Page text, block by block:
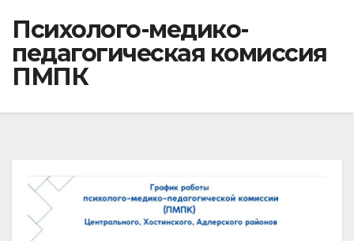
Психолого-медико-
педагогическая комиссия
ПМПК